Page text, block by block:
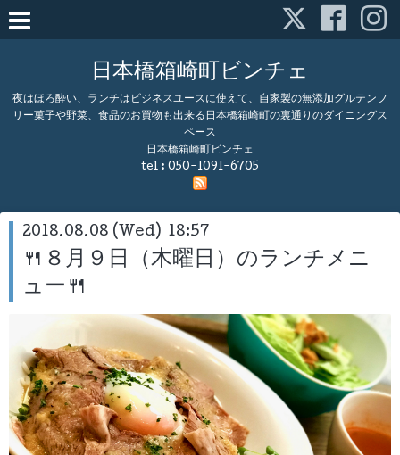
日本橋箱崎町ビンチェ
夜はほろ酔い、ランチはビジネスユースに使えて、自家製の無添加グルテンフ
リー菓子や野菜、食品のお買物も出来る日本橋箱崎町の裏通りのダイニングス
ペース
日本橋箱崎町ビンチェ
tel : 050-1091-6705
2018.08.08 (Wed) 18:57
🍴８月９日（木曜日）のランチメニ
ュー🍴